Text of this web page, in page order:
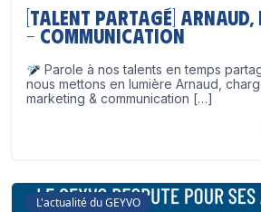
[Talent partagé]
– Communication
Parole à nos talents en temps
nous mettons en lumière Arnaud,
marketing & communication […]
L'actualité du GEYVO